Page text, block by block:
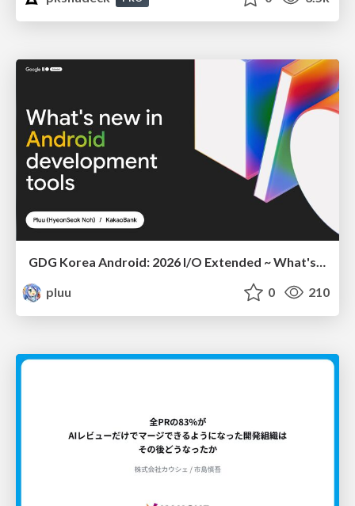
GDG Korea Android: 2026 I/O Extended ~ What's new in Android development tools
pluu
0 210